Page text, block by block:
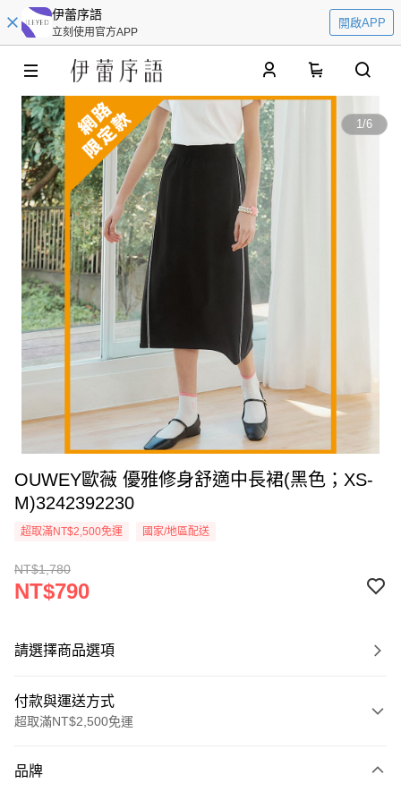
伊蕾序語
立刻使用官方APP
開啟APP
1/6
OUWEY歐薇 優雅修身舒適中長裙(黑色；XS-
M)3242392230
超取滿NT$2,500免運 國家/地區配送
NT$1,780
NT$790
請選擇商品選項
付款與運送方式
超取滿NT$2,500免運
信用卡一次付款
品牌